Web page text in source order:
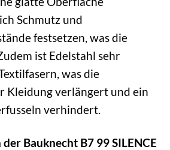
Schmutz und
festsetzen, was die
ist Edelstahl sehr
was die
Kleidung verlängert und ein
verhindert.
Bauknecht B7 99 SILENCE